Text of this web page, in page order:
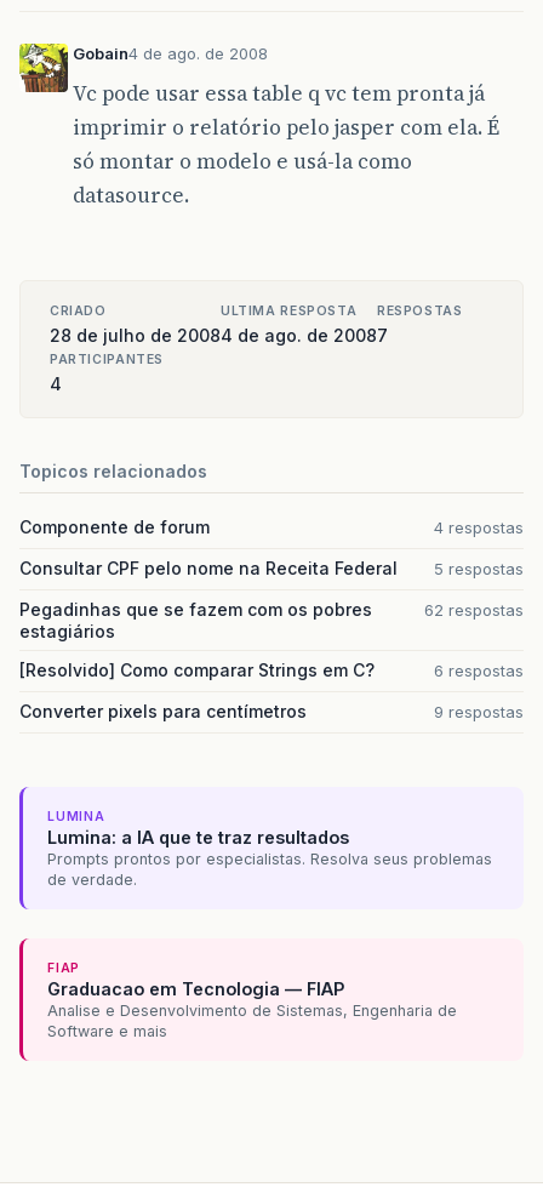
Gobain4 de ago. de 2008
Vc pode usar essa table q vc tem pronta já
imprimir o relatório pelo jasper com ela. É
só montar o modelo e usá-la como
datasource.
CRIADO
28 de julho de 2008
ULTIMA RESPOSTA
4 de ago. de 2008
RESPOSTAS
7
PARTICIPANTES
4
Topicos relacionados
Componente de forum 4 respostas
Consultar CPF pelo nome na Receita Federal 5 respostas
Pegadinhas que se fazem com os pobres
estagiários
62 respostas
[Resolvido] Como comparar Strings em C? 6 respostas
Converter pixels para centímetros 9 respostas
LUMINA
Lumina: a IA que te traz resultados
Prompts prontos por especialistas. Resolva seus problemas
de verdade.
FIAP
Graduacao em Tecnologia — FIAP
Analise e Desenvolvimento de Sistemas, Engenharia de
Software e mais